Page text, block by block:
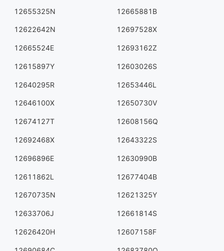
12655325N 12665881B
12622642N 12697528X
12665524E 12693162Z
12615897Y 12603026S
12640295R 12653446L
12646100X 12650730V
12674127T 12608156Q
12692468X 12643322S
12696896E 12630990B
12611862L 12677404B
12670735N 12621325Y
12633706J 12661814S
12626420H 12607158F